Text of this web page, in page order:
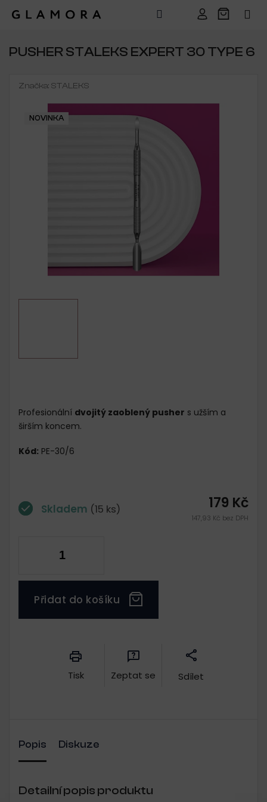
obsah
PUSHER STALEKS EXPERT 30 TYPE 6
Značka: STALEKS
NOVINKA
179 Kč
147,93 Kč bez DPH
Skladem (15 ks)
Přidat do košíku
Profesionální dvojitý zaoblený pusher s užším a
širším koncem.
Kód: PE-30/6
Tisk Zeptat se Sdílet
Popis Diskuze
Detailní popis produktu